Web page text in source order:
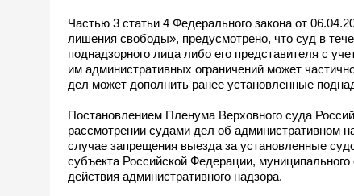
Частью 3 статьи 4 Федерального закона от
лишения свободы», предусмотрено, что суд в
поднадзорного лица либо его представителя с
им административных ограничений может
дел может дополнить ранее установленные
Постановлением Пленума Верховного суда
рассмотрении судами дел об административном
случае запрещения выезда за установленные
субъекта Российской Федерации,
действия административного надзора.